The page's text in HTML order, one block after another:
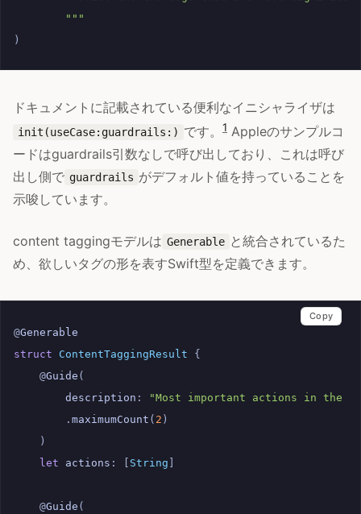
        """
)
ドキュメントに記載されている便利なイニシャライザは
init(useCase:guardrails:) です。 1 Appleのサンプルコ
ードはguardrails引数なしで呼び出しており、これは呼び
出し側で guardrails がデフォルト値を持っていることを
示唆しています。
content taggingモデルは Generable と統合されているた
め、欲しいタグの形を表すSwift型を定義できます。
@Generable
struct
ContentTaggingResult
{
@Guide (
description :
"Most important actions in the
. maximumCount ( 2 )
)
let
actions : String
@Guide (
Copy